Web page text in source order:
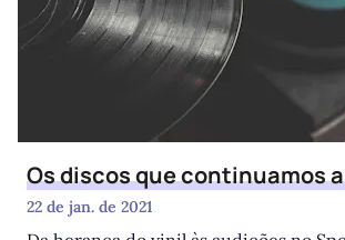
Os discos que continuamos
22 de jan. de 2021